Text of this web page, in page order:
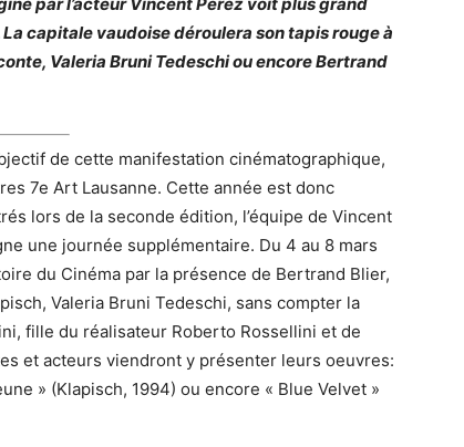
capitale vaudoise déroulera son tapis rouge à
Valeria Bruni Tedeschi ou encore Bertrand
de cette manifestation cinématographique,
7e Art Lausanne. Cette année est donc
lors de la seconde édition, l’équipe de Vincent
une journée supplémentaire. Du 4 au 8 mars
du Cinéma par la présence de Bertrand Blier,
Valeria Bruni Tedeschi, sans compter la
fille du réalisateur Roberto Rossellini et de
et acteurs viendront y présenter leurs oeuvres:
» (Klapisch, 1994) ou encore « Blue Velvet »